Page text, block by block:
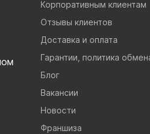
Корпоративным клиентам
Отзывы клиентов
Доставка и оплата
Гарантии, политика
Блог
Вакансии
Новости
Франшиза